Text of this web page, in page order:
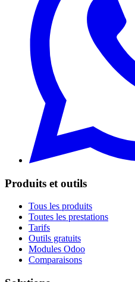
Produits et outils
Tous les produits
Toutes les prestations
Tarifs
Outils gratuits
Modules Odoo
Comparaisons